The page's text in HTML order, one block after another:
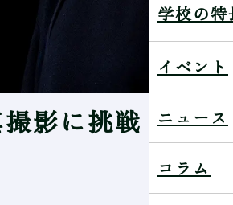
学校の特
イベント
ニュース
コラム
影に挑戦！「